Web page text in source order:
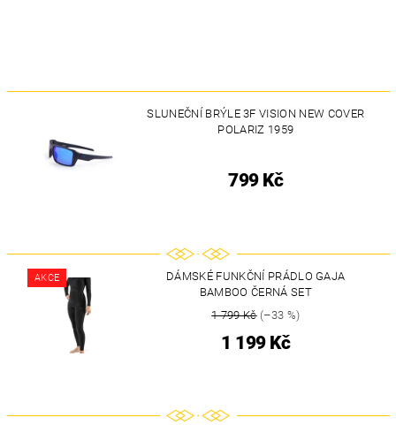
SLUNEČNÍ BRÝLE 3F VISION NEW COVER
POLARIZ 1959
799 Kč
AKCE
DÁMSKÉ FUNKČNÍ PRÁDLO GAJA
BAMBOO ČERNÁ SET
1 799 Kč(–33 %)
1 199 Kč